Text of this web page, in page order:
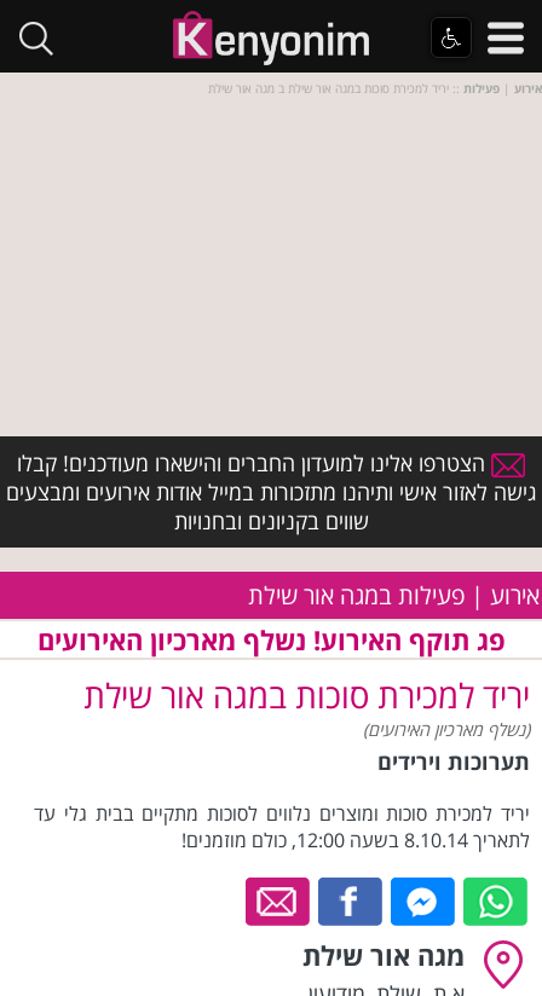
אירוע | פעילות :: יריד למכירת סוכות במגה אור שילת ב מגה אור שילת
הצטרפו אלינו למועדון החברים והישארו מעודכנים! קבלו
גישה לאזור אישי ותיהנו מתזכורות במייל אודות אירועים ומבצעים
שווים בקניונים ובחנויות
אירוע | פעילות במגה אור שילת
פג תוקף האירוע! נשלף מארכיון האירועים
יריד למכירת סוכות במגה אור שילת
(נשלף מארכיון האירועים)
תערוכות וירידים
יריד למכירת סוכות ומוצרים נלווים לסוכות מתקיים בבית גלי עד
לתאריך 8.10.14 בשעה 12:00, כולם מוזמנים!
מגה אור שילת